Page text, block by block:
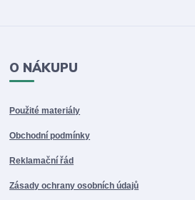
O NÁKUPU
Použité materiály
Obchodní podmínky
Reklamační řád
Zásady ochrany osobních údajů